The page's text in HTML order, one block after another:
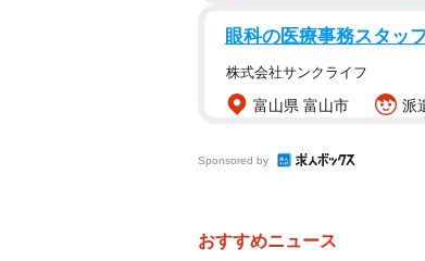
眼科の医療事務スタッ
株式会社サンクライフ
富山県 富山市 派
Sponsored by
おすすめニュース